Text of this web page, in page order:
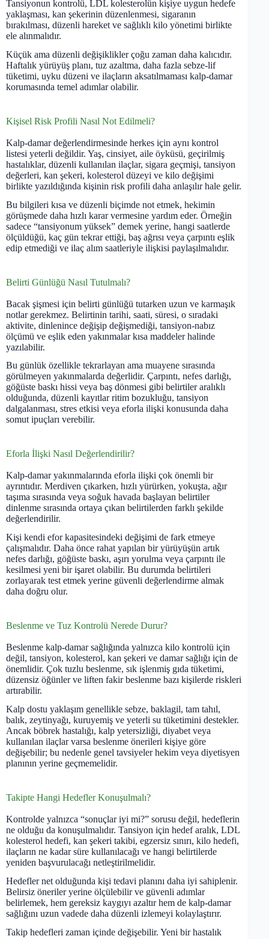
Tansiyonun kontrolü, LDL kolesterolün kişiye uygun hedefe
yaklaşması, kan şekerinin düzenlenmesi, sigaranın
bırakılması, düzenli hareket ve sağlıklı kilo yönetimi birlikte
ele alınmalıdır.
Küçük ama düzenli değişiklikler çoğu zaman daha kalıcıdır.
Haftalık yürüyüş planı, tuz azaltma, daha fazla sebze-lif
tüketimi, uyku düzeni ve ilaçların aksatılmaması kalp-damar
korumasında temel adımlar olabilir.
Kişisel Risk Profili Nasıl Not Edilmeli?
Kalp-damar değerlendirmesinde herkes için aynı kontrol
listesi yeterli değildir. Yaş, cinsiyet, aile öyküsü, geçirilmiş
hastalıklar, düzenli kullanılan ilaçlar, sigara geçmişi, tansiyon
değerleri, kan şekeri, kolesterol düzeyi ve kilo değişimi
birlikte yazıldığında kişinin risk profili daha anlaşılır hale gelir.
Bu bilgileri kısa ve düzenli biçimde not etmek, hekimin
görüşmede daha hızlı karar vermesine yardım eder. Örneğin
sadece “tansiyonum yüksek” demek yerine, hangi saatlerde
ölçüldüğü, kaç gün tekrar ettiği, baş ağrısı veya çarpıntı eşlik
edip etmediği ve ilaç alım saatleriyle ilişkisi paylaşılmalıdır.
Belirti Günlüğü Nasıl Tutulmalı?
Bacak şişmesi için belirti günlüğü tutarken uzun ve karmaşık
notlar gerekmez. Belirtinin tarihi, saati, süresi, o sıradaki
aktivite, dinlenince değişip değişmediği, tansiyon-nabız
ölçümü ve eşlik eden yakınmalar kısa maddeler halinde
yazılabilir.
Bu günlük özellikle tekrarlayan ama muayene sırasında
görülmeyen yakınmalarda değerlidir. Çarpıntı, nefes darlığı,
göğüste baskı hissi veya baş dönmesi gibi belirtiler aralıklı
olduğunda, düzenli kayıtlar ritim bozukluğu, tansiyon
dalgalanması, stres etkisi veya eforla ilişki konusunda daha
somut ipuçları verebilir.
Eforla İlişki Nasıl Değerlendirilir?
Kalp-damar yakınmalarında eforla ilişki çok önemli bir
ayrıntıdır. Merdiven çıkarken, hızlı yürürken, yokuşta, ağır
taşıma sırasında veya soğuk havada başlayan belirtiler
dinlenme sırasında ortaya çıkan belirtilerden farklı şekilde
değerlendirilir.
Kişi kendi efor kapasitesindeki değişimi de fark etmeye
çalışmalıdır. Daha önce rahat yapılan bir yürüyüşün artık
nefes darlığı, göğüste baskı, aşırı yorulma veya çarpıntı ile
kesilmesi yeni bir işaret olabilir. Bu durumda belirtileri
zorlayarak test etmek yerine güvenli değerlendirme almak
daha doğru olur.
Beslenme ve Tuz Kontrolü Nerede Durur?
Beslenme kalp-damar sağlığında yalnızca kilo kontrolü için
değil, tansiyon, kolesterol, kan şekeri ve damar sağlığı için de
önemlidir. Çok tuzlu beslenme, sık işlenmiş gıda tüketimi,
düzensiz öğünler ve liften fakir beslenme bazı kişilerde riskleri
artırabilir.
Kalp dostu yaklaşım genellikle sebze, baklagil, tam tahıl,
balık, zeytinyağı, kuruyemiş ve yeterli su tüketimini destekler.
Ancak böbrek hastalığı, kalp yetersizliği, diyabet veya
kullanılan ilaçlar varsa beslenme önerileri kişiye göre
değişebilir; bu nedenle genel tavsiyeler hekim veya diyetisyen
planının yerine geçmemelidir.
Takipte Hangi Hedefler Konuşulmalı?
Kontrolde yalnızca “sonuçlar iyi mi?” sorusu değil, hedeflerin
ne olduğu da konuşulmalıdır. Tansiyon için hedef aralık, LDL
kolesterol hedefi, kan şekeri takibi, egzersiz sınırı, kilo hedefi,
ilaçların ne kadar süre kullanılacağı ve hangi belirtilerde
yeniden başvurulacağı netleştirilmelidir.
Hedefler net olduğunda kişi tedavi planını daha iyi sahiplenir.
Belirsiz öneriler yerine ölçülebilir ve güvenli adımlar
belirlemek, hem gereksiz kaygıyı azaltır hem de kalp-damar
sağlığını uzun vadede daha düzenli izlemeyi kolaylaştırır.
Takip hedefleri zaman içinde değişebilir. Yeni bir hastalık